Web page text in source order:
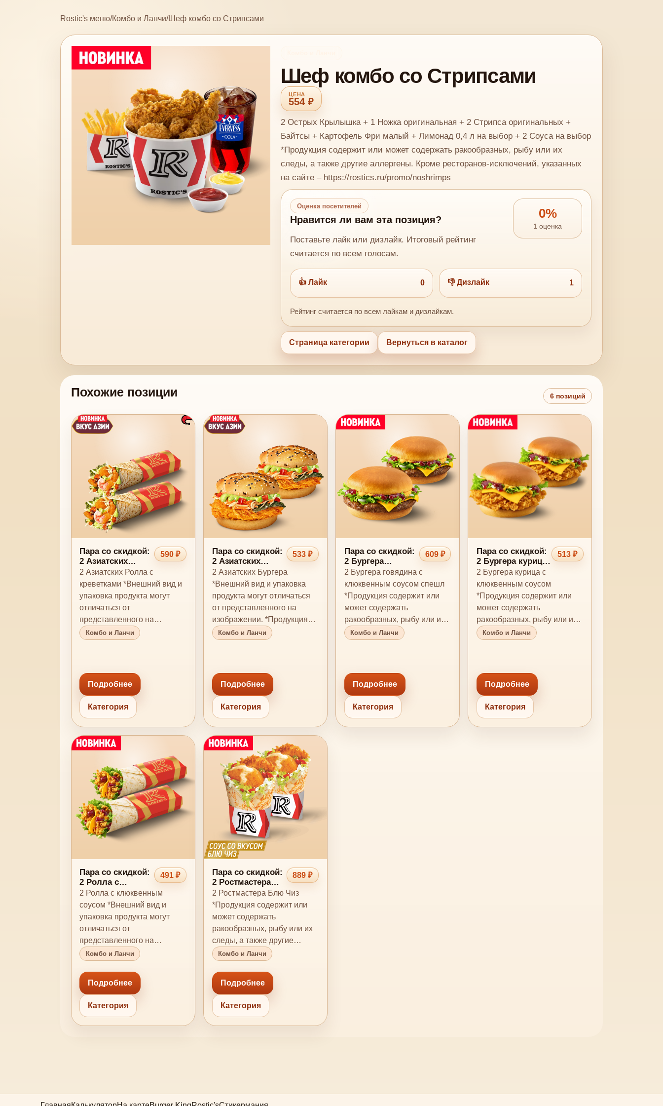
Rostic's меню/Комбо и Ланчи/Шеф комбо со Стрипсами
Шеф комбо со Стрипсами
554 ₽
2 Острых Крылышка + 1 Ножка оригинальная + 2 Стрипса оригинальных +
Байтсы + Картофель Фри малый + Лимонад 0,4 л на выбор + 2 Соуса на выбор
*Продукция содержит или может содержать ракообразных, рыбу или их
следы, а также другие аллергены. Кроме ресторанов-исключений, указанных
на сайте – https://rostics.ru/promo/noshrimps
Оценка посетителей
Нравится ли вам эта позиция?
Поставьте лайк или дизлайк. Итоговый рейтинг
считается по всем голосам.
0%
1 оценка
👍 Лайк 0 👎 Дизлайк 1
Рейтинг считается по всем лайкам и дизлайкам.
Страница категории Вернуться в каталог
Похожие позиции 6 позиций
Пара со скидкой:
2 Азиатских
Ролла с
креветками
590 ₽
2 Азиатских Ролла с
креветками *Внешний вид и
упаковка продукта могут
отличаться от
представленного на
изображении. *Продукция
Комбо и Ланчи
Подробнее
Категория
Пара со скидкой:
2 Азиатских
Бургера
533 ₽
2 Азиатских Бургера
*Внешний вид и упаковка
продукта могут отличаться
от представленного на
изображении. *Продукция
содержит или может соде…
Комбо и Ланчи
Подробнее
Категория
Пара со скидкой:
2 Бургера
говядина с
клюквенным
соусом спешл
609 ₽
2 Бургера говядина с
клюквенным соусом спешл
*Продукция содержит или
может содержать
ракообразных, рыбу или их
следы, а также другие
Комбо и Ланчи
Подробнее
Категория
Пара со скидкой:
2 Бургера курица
с клюквенным
соусом
513 ₽
2 Бургера курица с
клюквенным соусом
*Продукция содержит или
может содержать
ракообразных, рыбу или их
следы, а также другие
Комбо и Ланчи
Подробнее
Категория
Пара со скидкой:
2 Ролла с
клюквенным
соусом
491 ₽
2 Ролла с клюквенным
соусом *Внешний вид и
упаковка продукта могут
отличаться от
представленного на
изображении. *Продукция
Комбо и Ланчи
Подробнее
Категория
Пара со скидкой:
2 Ростмастера
Блю Чиз
889 ₽
2 Ростмастера Блю Чиз
*Продукция содержит или
может содержать
ракообразных, рыбу или их
следы, а также другие
аллергены. Кроме
Комбо и Ланчи
Подробнее
Категория